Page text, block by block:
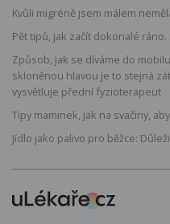
Kvůli migréně jsem málem
Pět tipů, jak začít dokonalé
Způsob, jak se díváme do
skloněnou hlavou je to stejná
vysvětluje přední fyzioterapeut
Tipy maminek, jak na svačiny,
Jídlo jako palivo pro běžce: